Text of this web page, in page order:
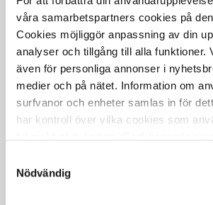
våra samarbetspartners cookies på
Cookies möjliggör anpassning av din
analyser och tillgång till alla funktioner.
även för personliga annonser i
medier och på nätet. Information om
surfvanor och enheter samlas in för
har kontroll över vilka cookies som
länder utanför EU med olika
att godkänna samtycker du till sådana
Nödvändig
Morakniv Basic
Kolstål
GP
Alkaliskt